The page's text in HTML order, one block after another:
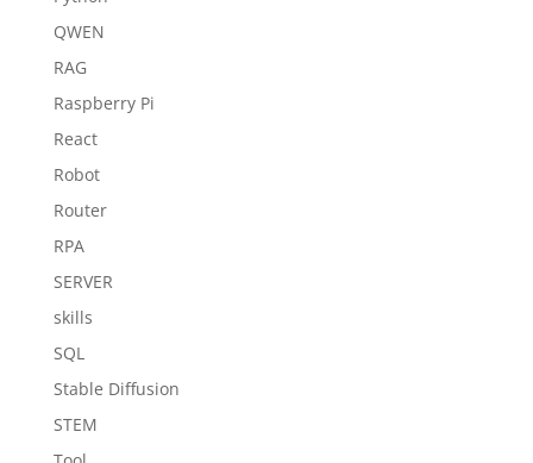
QWEN
RAG
Raspberry Pi
React
Robot
Router
RPA
SERVER
skills
SQL
Stable Diffusion
STEM